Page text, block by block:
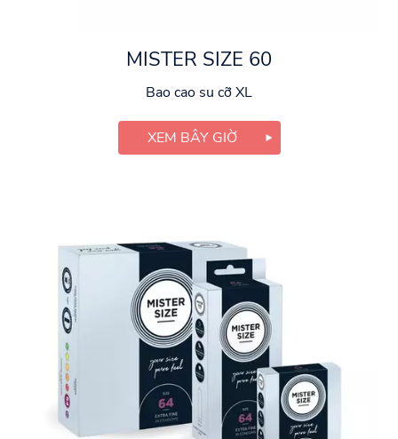
MISTER SIZE 60
Bao cao su cỡ XL
XEM BÂY GIỜ